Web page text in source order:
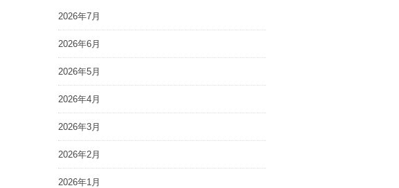
2026年7月
2026年6月
2026年5月
2026年4月
2026年3月
2026年2月
2026年1月